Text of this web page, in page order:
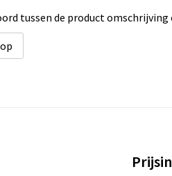
tussen de product